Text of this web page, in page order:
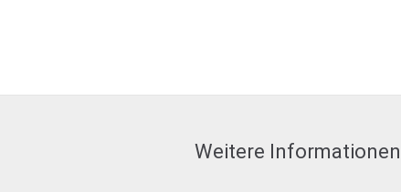
Weitere Informationen